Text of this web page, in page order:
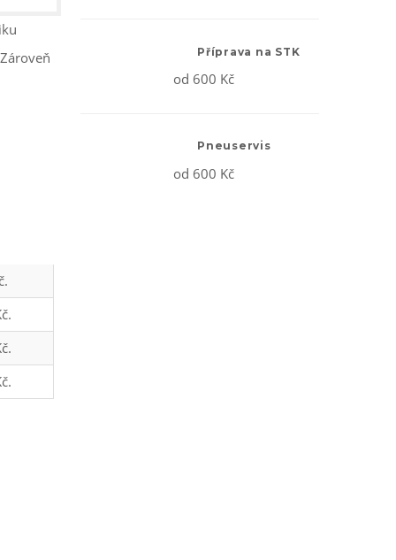
Příprava na STK
od 600 Kč
Pneuservis
od 600 Kč